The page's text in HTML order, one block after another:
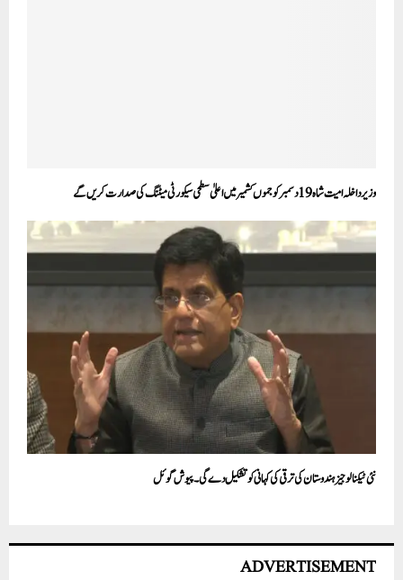
وزیرداخلہ امیت شاہ 19 دسمبر کو جموں کشمیر میں اعلیٰ سطحی سیکورٹی میٹنگ کی صدارت کریں گے
نئی ٹیکنالوجیز ہندوستان کی ترقی کی کہانی کو تشکیل دے گی۔ پیوش گوئل
ADVERTISEMENT